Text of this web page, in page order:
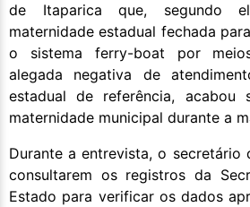
de Itaparica que, segundo
maternidade estadual fechada
o sistema ferry-boat por
alegada negativa de
estadual de referência, acabou
maternidade municipal durante a
Durante a entrevista, o secretário
consultarem os registros da
Estado para verificar os dados